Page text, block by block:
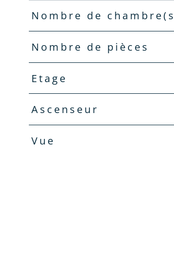
Nombre de
Nombre de pièces
Etage
Ascenseur
Vue